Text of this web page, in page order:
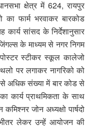
क्षेत्र में 624, रायपुर
का फार्म भरवाकर बारकोड
सांसद के निर्देशानुसार
के माध्यम से नगर निगम
स्टीकर स्कूल कालेजो
पर लगाकर नागरिको को
अधिक संख्या में बार कोड से
कार्य प्राथमिकता के साथ
जोन अध्यक्षो पार्षदो
लेकर उन्हें आयोजन की